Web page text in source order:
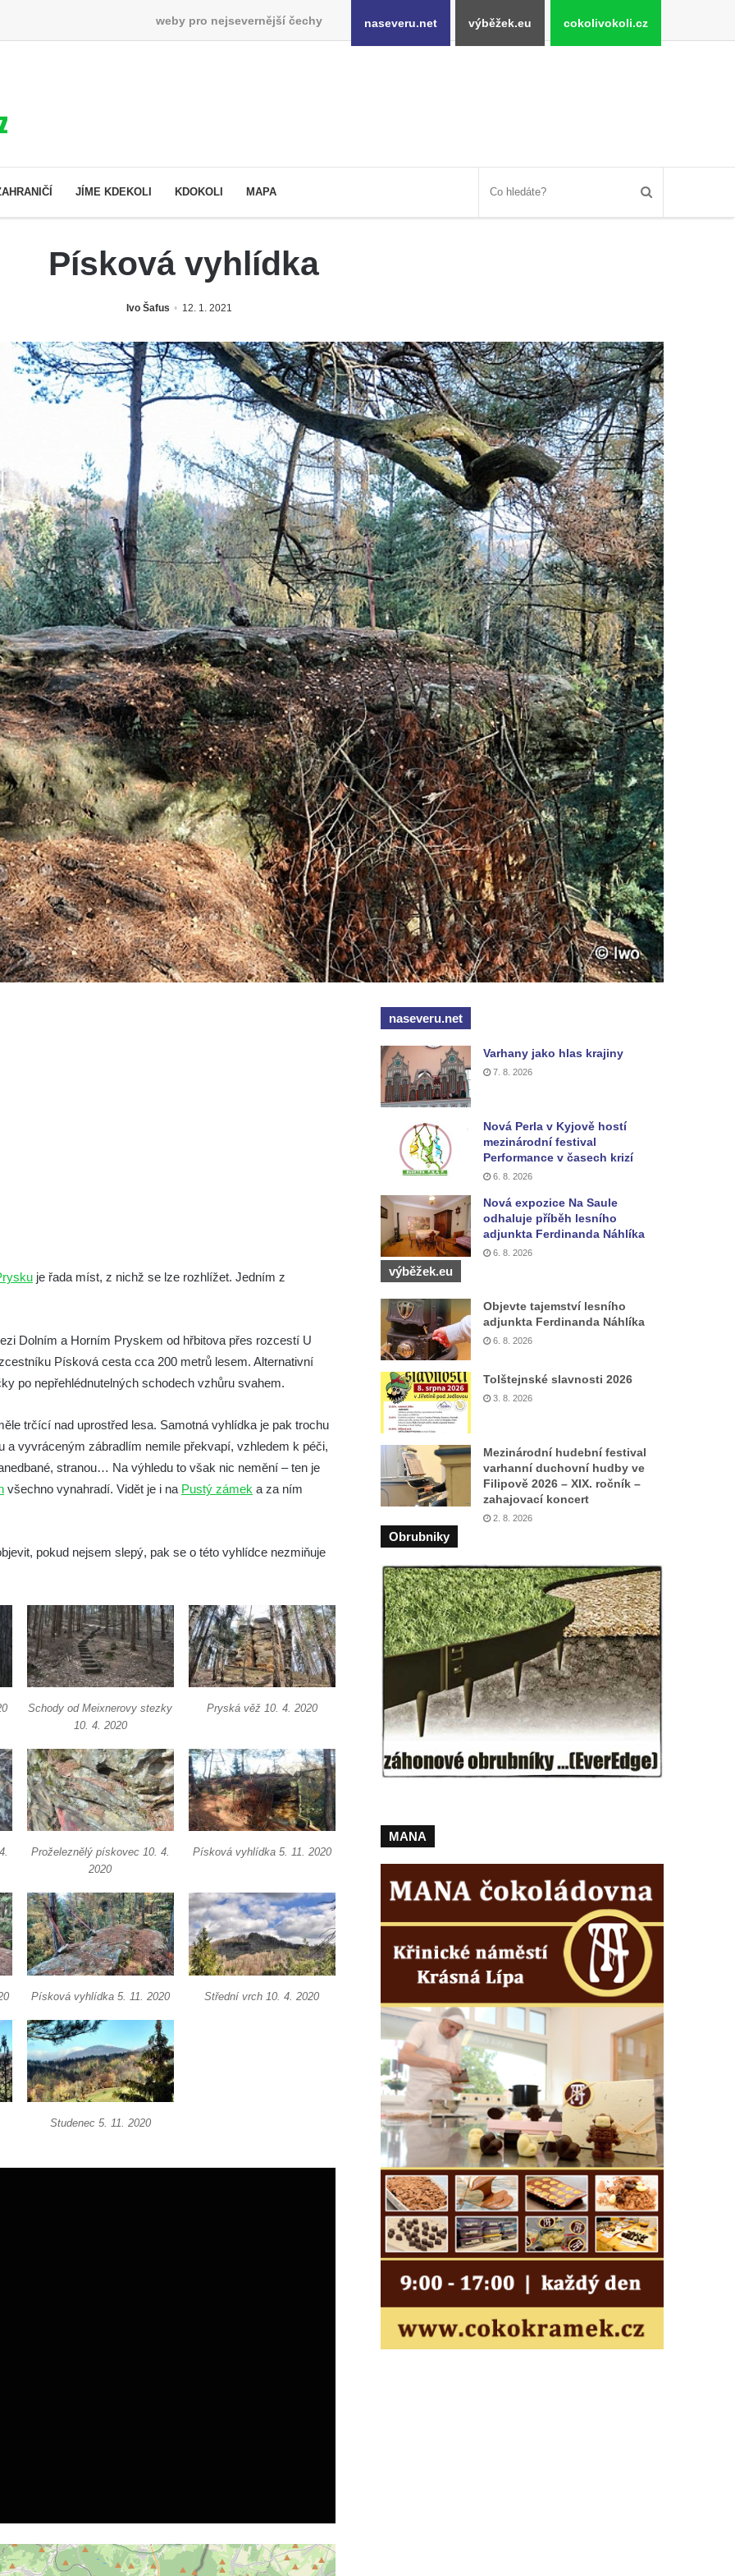
weby pro nejsevernější čechy naseveru.net výběžek.eu cokolivokoli.cz
JÍME KDEKOLI KDOKOLI MAPA
Písková vyhlídka
Ivo Šafus 12. 1. 2021
je řada míst, z nichž se lze rozhlížet. Jedním z
Dolním a Horním Pryskem od hřbitova přes rozcestí U
Písková cesta cca 200 metrů lesem. Alternativní
po nepřehlédnutelných schodech vzhůru svahem.
trčící nad uprostřed lesa. Samotná vyhlídka je pak trochu
vyvráceným zábradlím nemile překvapí, vzhledem k péči,
stranou… Na výhledu to však nic nemění – ten je
všechno vynahradí. Vidět je i na Pustý zámek a za ním
pokud nejsem slepý, pak se o této vyhlídce nezmiňuje
Schody od Meixnerovy stezky
10. 4. 2020
Pryská věž 10. 4. 2020
Proželeznělý pískovec 10. 4.
2020
Písková vyhlídka 5. 11. 2020
Písková vyhlídka 5. 11. 2020 Střední vrch 10. 4. 2020
Studenec 5. 11. 2020
naseveru.net
Varhany jako hlas krajiny
7. 8. 2026
Nová Perla v Kyjově hostí
mezinárodní festival
Performance v časech krizí
6. 8. 2026
Nová expozice Na Saule
odhaluje příběh lesního
adjunkta Ferdinanda Náhlíka
6. 8. 2026
výběžek.eu
Objevte tajemství lesního
adjunkta Ferdinanda Náhlíka
6. 8. 2026
Tolštejnské slavnosti 2026
3. 8. 2026
Mezinárodní hudební festival
varhanní duchovní hudby ve
Filipově 2026 – XIX. ročník –
zahajovací koncert
2. 8. 2026
Obrubniky
MANA